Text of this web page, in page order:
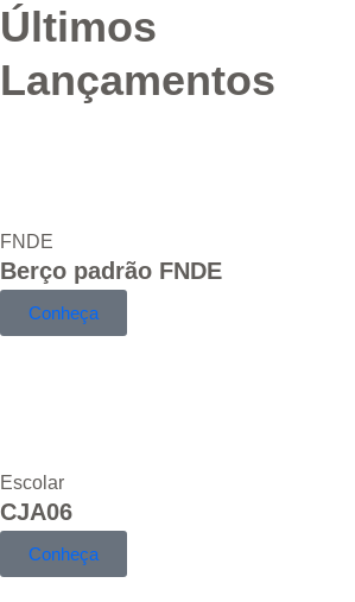
Últimos
Lançamentos
FNDE
Berço padrão FNDE
Conheça
Escolar
CJA06
Conheça